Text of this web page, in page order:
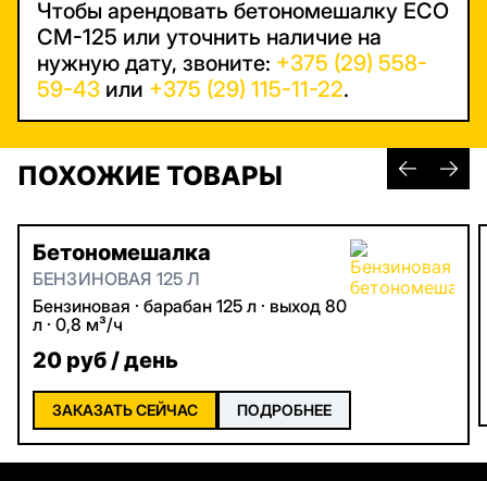
Чтобы арендовать бетономешалку ECO
CM-125 или уточнить наличие на
нужную дату, звоните: +375 (29) 558-
59-43 или +375 (29) 115-11-22.
ПОХОЖИЕ ТОВАРЫ
Бетономешалка
БЕНЗИНОВАЯ 125 Л
Бензиновая · барабан 125 л · выход 80
л · 0,8 м³/ч
20 руб / день
ЗАКАЗАТЬ СЕЙЧАС ПОДРОБНЕЕ